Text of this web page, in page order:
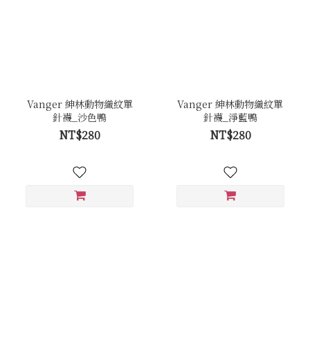
Vanger 紳林動物織紋單
針襪_沙色鴨
NT$280
Vanger 紳林動物織紋單
針襪_淨藍鴨
NT$280